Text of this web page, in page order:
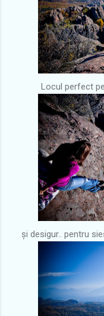
Locul perfect
și desigur.. pentru